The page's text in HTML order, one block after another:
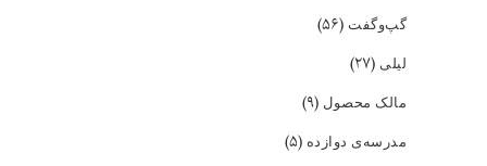
گپ‌و‌گفت (۵۶)
لیلی (۲۷)
مالک محصول (۹)
مدرسه‌ی دوازده (۵)